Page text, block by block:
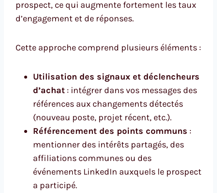
prospect, ce qui augmente fortement les taux
d’engagement et de réponses.
Cette approche comprend plusieurs éléments :
Utilisation des signaux et déclencheurs
d’achat : intégrer dans vos messages des
références aux changements détectés
(nouveau poste, projet récent, etc.).
Référencement des points communs :
mentionner des intérêts partagés, des
affiliations communes ou des
événements LinkedIn auxquels le prospect
a participé.